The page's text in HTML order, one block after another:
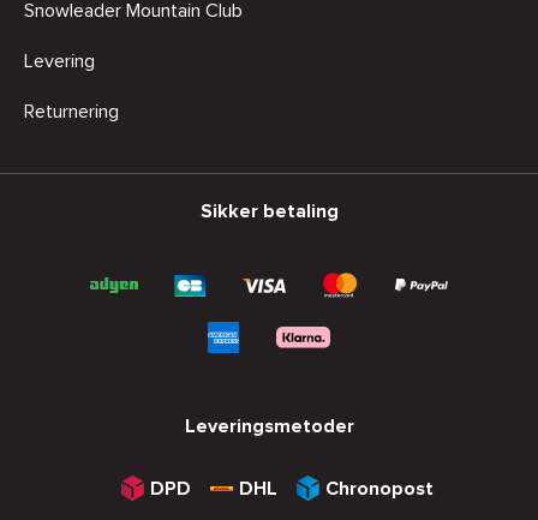
Snowleader Mountain Club
Levering
Returnering
Sikker betaling
Leveringsmetoder
DPD DHL Chronopost